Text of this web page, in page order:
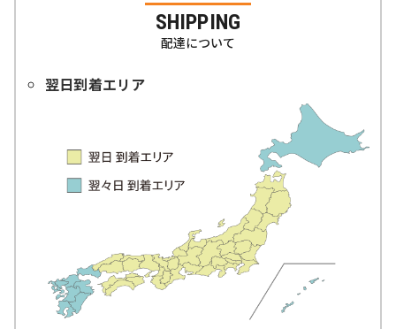
SHIPPING
配達について
翌日到着エリア